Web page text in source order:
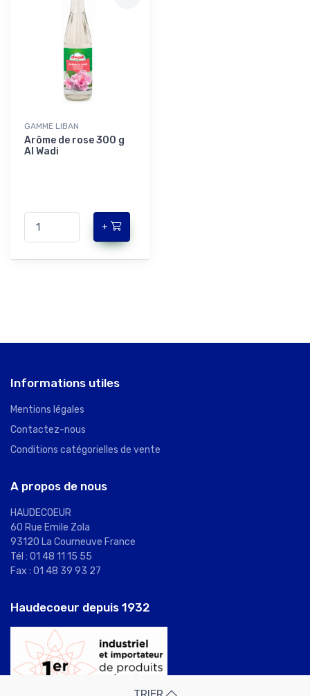
GAMME LIBAN
Arôme de rose 300 g
Al Wadi
+
Informations utiles
Mentions légales
Contactez-nous
Conditions catégorielles de vente
A propos de nous
HAUDECOEUR
60 Rue Emile Zola
93120 La Courneuve France
Tél : 01 48 11 15 55
Fax : 01 48 39 93 27
Haudecoeur depuis 1932